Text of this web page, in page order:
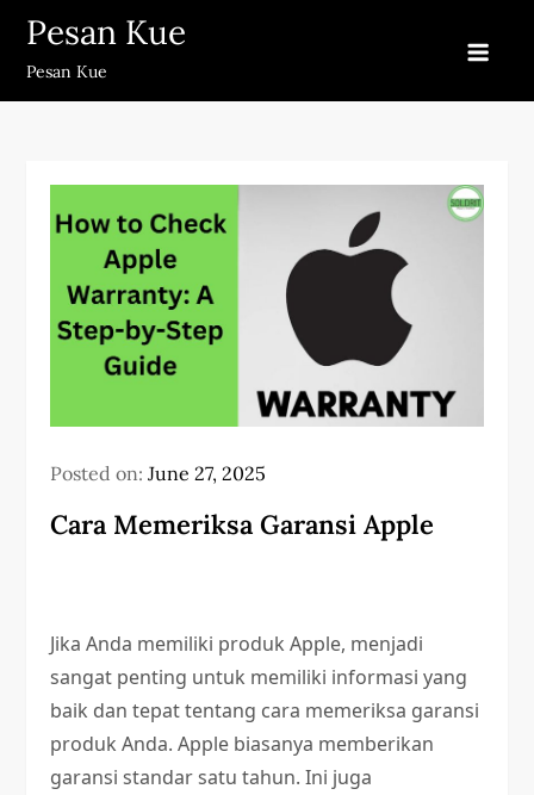
Skip
content
Pesan Kue
Pesan Kue
Posted on:June 27, 2025
Cara Memeriksa Garansi Apple
Jika Anda memiliki produk Apple, menjadi
sangat penting untuk memiliki informasi yang
baik dan tepat tentang cara memeriksa garansi
produk Anda. Apple biasanya memberikan
garansi standar satu tahun. Ini juga